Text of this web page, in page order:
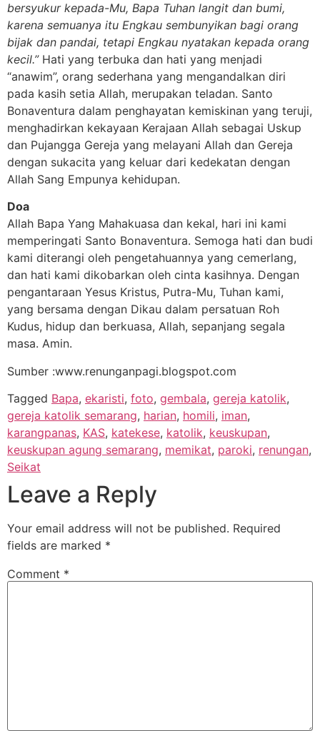
bersyukur kepada-Mu, Bapa Tuhan langit dan bumi,
karena semuanya itu Engkau sembunyikan bagi orang
bijak dan pandai, tetapi Engkau nyatakan kepada orang
kecil.”Hati yang terbuka dan hati yang menjadi
“anawim”, orang sederhana yang mengandalkan diri
pada kasih setia Allah, merupakan teladan. Santo
Bonaventura dalam penghayatan kemiskinan yang teruji,
menghadirkan kekayaan Kerajaan Allah sebagai Uskup
dan Pujangga Gereja yang melayani Allah dan Gereja
dengan sukacita yang keluar dari kedekatan dengan
Allah Sang Empunya kehidupan.
Doa
Allah Bapa Yang Mahakuasa dan kekal, hari ini kami
memperingati Santo Bonaventura. Semoga hati dan budi
kami diterangi oleh pengetahuannya yang cemerlang,
dan hati kami dikobarkan oleh cinta kasihnya. Dengan
pengantaraan Yesus Kristus, Putra-Mu, Tuhan kami,
yang bersama dengan Dikau dalam persatuan Roh
Kudus, hidup dan berkuasa, Allah, sepanjang segala
masa. Amin.
Sumber :www.renunganpagi.blogspot.com
Tagged Bapa, ekaristi, foto, gembala, gereja katolik,
gereja katolik semarang, harian, homili, iman,
karangpanas, KAS, katekese, katolik, keuskupan,
keuskupan agung semarang, memikat, paroki, renungan,
Seikat
Leave a Reply
Your email address will not be published. Required
fields are marked *
Comment *